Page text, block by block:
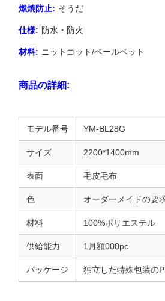
燃焼防止: そうだ
仕様: 防水・防火
材料: ニットコット/ベールベット
商品の詳細:
モデル番号 YM-BL28G
サイズ 2200*1400mm
表面 毛皮毛布
色 オーダーメイドの要
材料 100%ポリエステル
供給能力 1月額000pc
パッケージ 独立した特殊包装の